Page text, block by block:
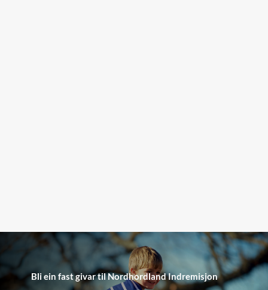
Bli ein fast givar til Nordhordland Indremisjon